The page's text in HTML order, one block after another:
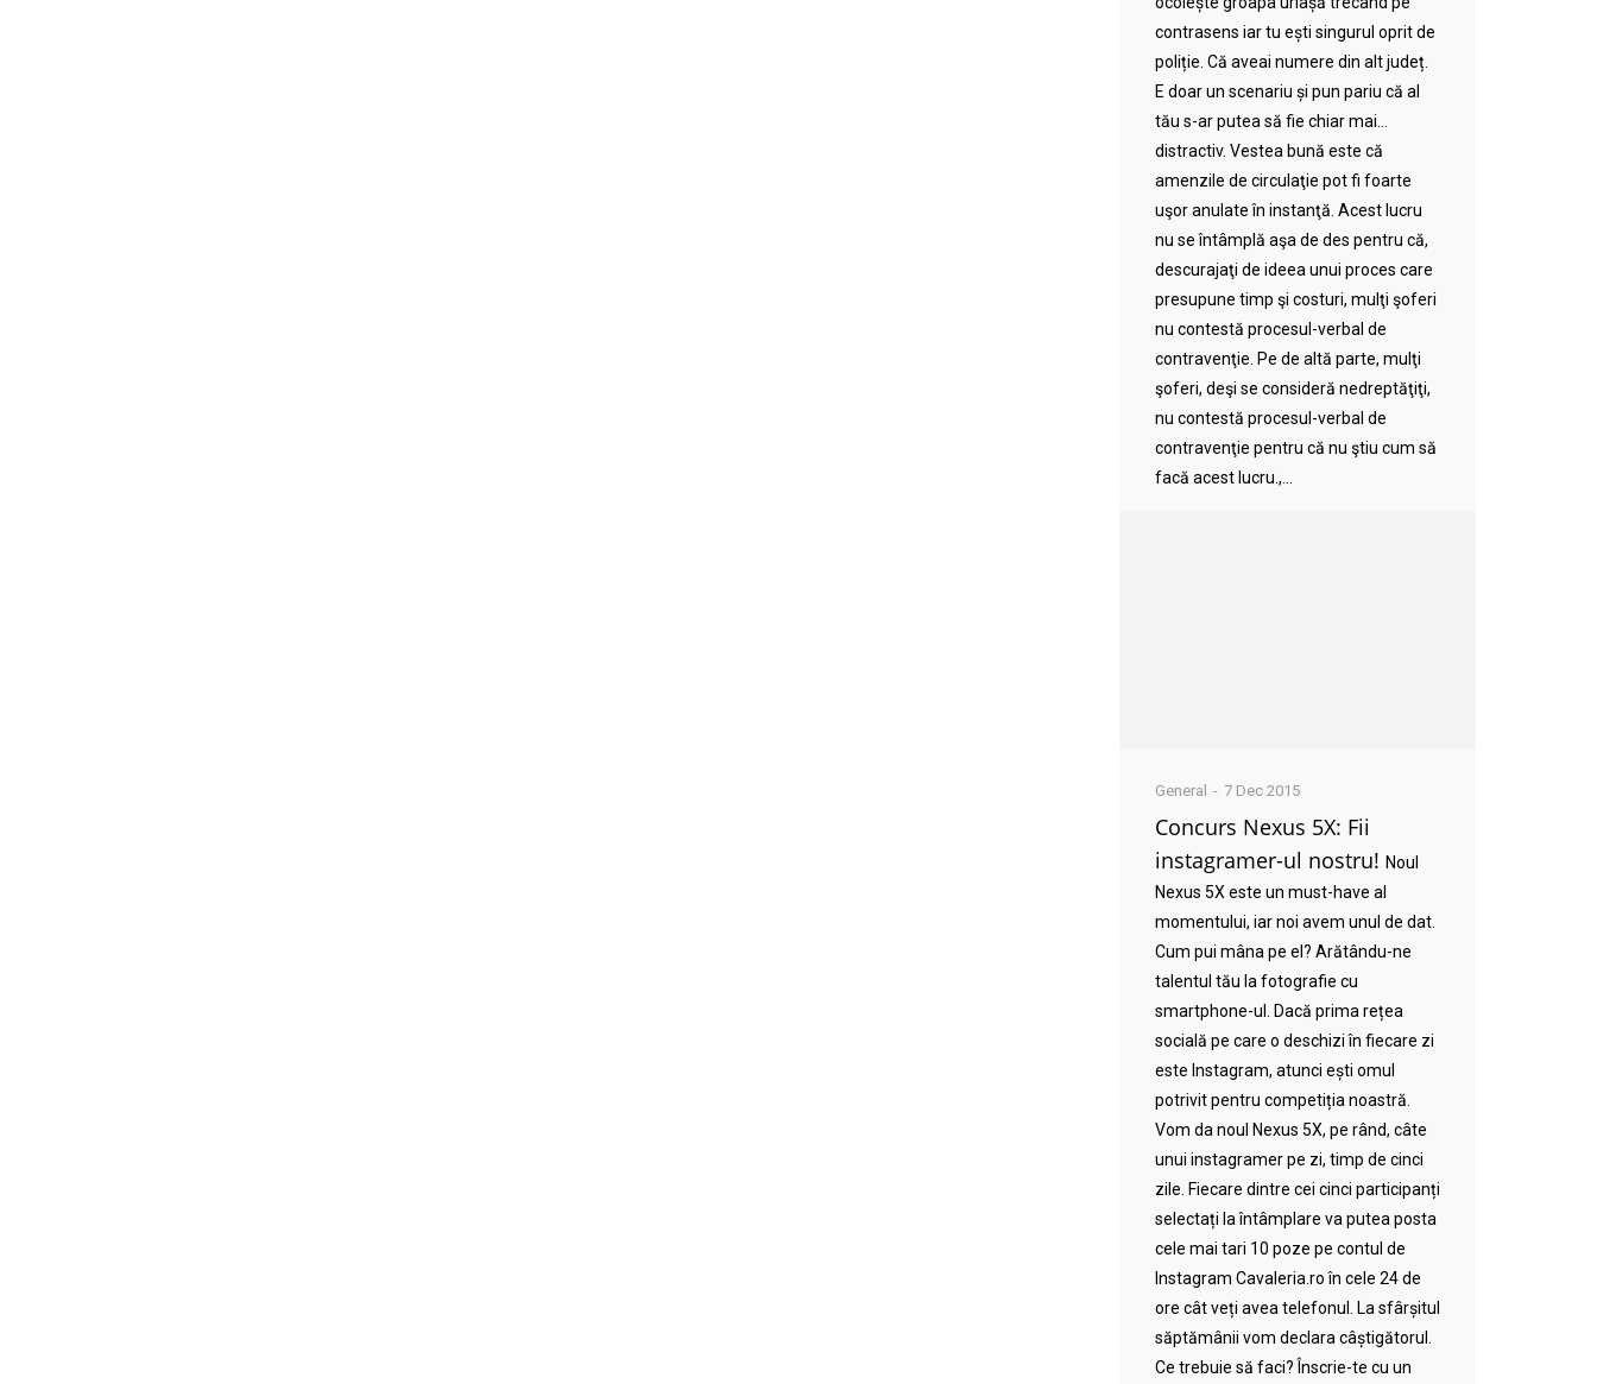
contrasens iar tu ești singurul oprit de
poliție. Că aveai numere din alt județ.
E doar un scenariu și pun pariu că al
tău s-ar putea să fie chiar mai…
distractiv. Vestea bună este că
amenzile de circulaţie pot fi foarte
uşor anulate în instanţă. Acest lucru
nu se întâmplă aşa de des pentru că,
descurajaţi de ideea unui proces care
presupune timp şi costuri, mulţi şoferi
nu contestă procesul-verbal de
contravenţie. Pe de altă parte, mulţi
şoferi, deşi se consideră nedreptăţiţi,
nu contestă procesul-verbal de
contravenţie pentru că nu ştiu cum să
facă acest lucru.,...
General 7 Dec 2015
Concurs Nexus 5X: Fii
instagramer-ul nostru! Noul
Nexus 5X este un must-have al
momentului, iar noi avem unul de dat.
Cum pui mâna pe el? Arătându-ne
talentul tău la fotografie cu
smartphone-ul. Dacă prima rețea
socială pe care o deschizi în fiecare zi
este Instagram, atunci ești omul
potrivit pentru competiția noastră.
Vom da noul Nexus 5X, pe rând, câte
unui instagramer pe zi, timp de cinci
zile. Fiecare dintre cei cinci participanți
selectați la întâmplare va putea posta
cele mai tari 10 poze pe contul de
Instagram Cavaleria.ro în cele 24 de
ore cât veți avea telefonul. La sfârșitul
săptămânii vom declara câștigătorul.
Ce trebuie să faci? Înscrie-te cu un